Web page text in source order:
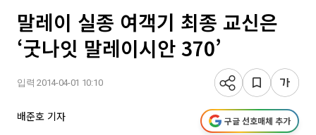
말레이 실종 여객기 최종 교신은
‘굿나잇 말레이시안 370’
입력 2014-04-01 10:10
배준호 기자 구글 선호매체 추가